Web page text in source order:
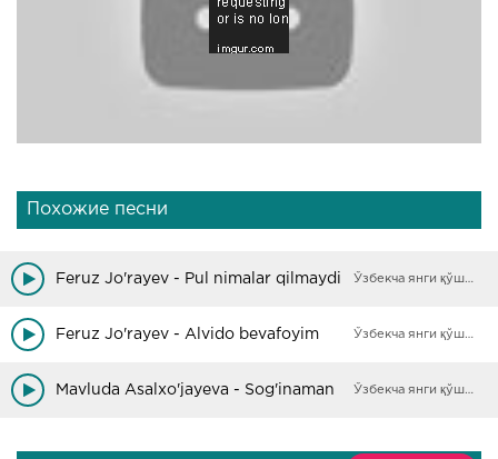
Похожие песни
Feruz Jo'rayev - Pul nimalar qilmaydi Ўзбекча янги қўшиқлар
Feruz Jo'rayev - Alvido bevafoyim Ўзбекча янги қўшиқлар
Mavluda Asalxo'jayeva - Sog'inaman Ўзбекча янги қўшиқлар